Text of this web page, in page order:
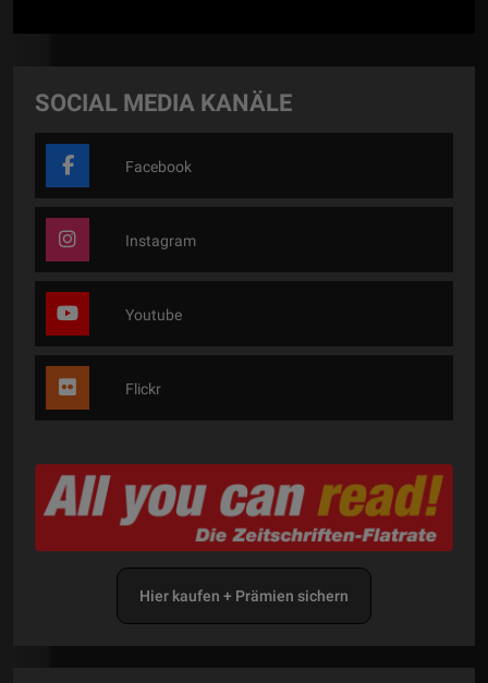
SOCIAL MEDIA KANÄLE
Facebook
Instagram
Youtube
Flickr
Hier kaufen + Prämien sichern